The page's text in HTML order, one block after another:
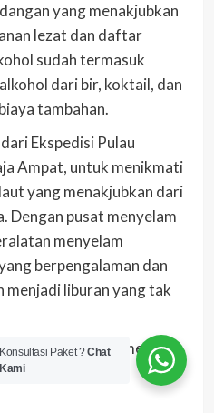
yang menakjubkan
lezat dan daftar
sudah termasuk
dari bir, koktail, dan
tambahan.
Ekspedisi Pulau
Ampat, untuk menikmati
yang menakjubkan dari
Dengan pusat menyelam
menyelam
berpengalaman dan
menjadi liburan yang tak
hari ini untuk memesan
Konsultasi Paket ?Chat
Kami